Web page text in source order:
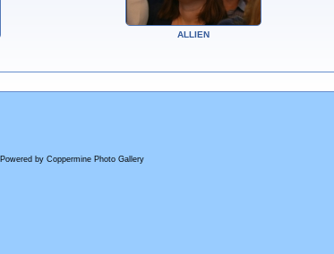
ALLIEN
Powered by Coppermine Photo Gallery